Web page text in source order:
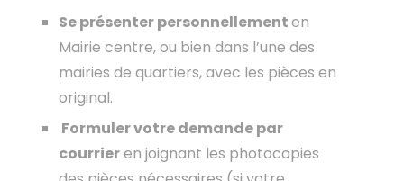
Se présenter personnellementen
Mairie centre, ou bien dans l’une des
mairies de quartiers, avec les pièces en
original.
Formuler votre demande par
courrieren joignant les photocopies